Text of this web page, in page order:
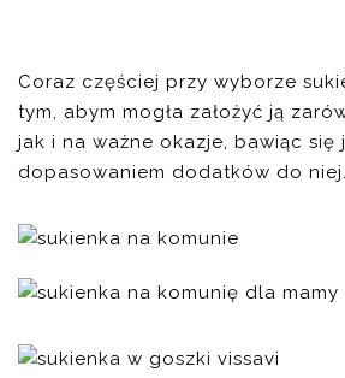
Coraz częściej przy wyborze
tym, abym mogła założyć ją
jak i na ważne okazje, bawiąc się
dopasowaniem dodatków do niej.